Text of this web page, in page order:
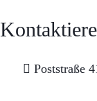
Poststraße